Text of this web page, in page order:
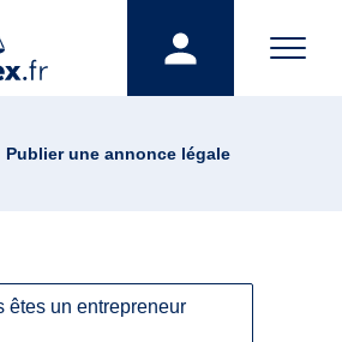
Publier une annonce légale
êtes un entrepreneur